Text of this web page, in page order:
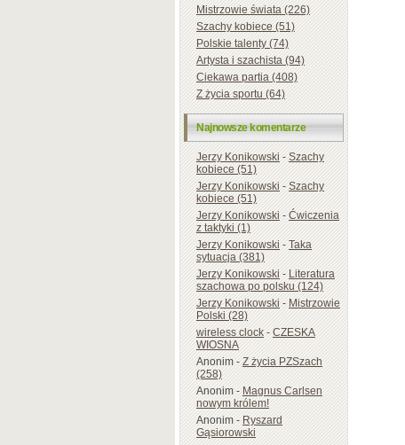
Mistrzowie świata (226)
Szachy kobiece (51)
Polskie talenty (74)
Artysta i szachista (94)
Ciekawa partia (408)
Z życia sportu (64)
Najnowsze komentarze
Jerzy Konikowski-Szachy
kobiece (51)
Jerzy Konikowski-Szachy
kobiece (51)
Jerzy Konikowski-Ćwiczenia
z taktyki (1)
Jerzy Konikowski-Taka
sytuacja (381)
Jerzy Konikowski-Literatura
szachowa po polsku (124)
Jerzy Konikowski-Mistrzowie
Polski (28)
wireless clock-CZESKA
WIOSNA
Anonim-Z życia PZSzach
(258)
Anonim-Magnus Carlsen
nowym królem!
Anonim-Ryszard
Gąsiorowski